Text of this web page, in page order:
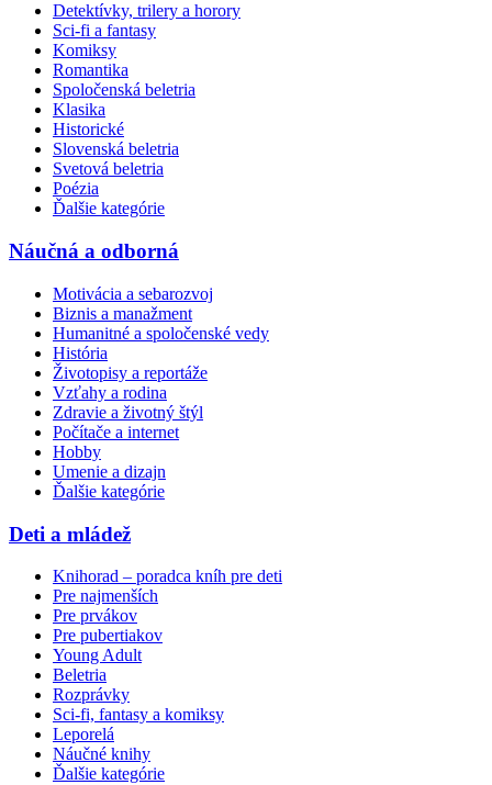
Detektívky, trilery a horory
Sci-fi a fantasy
Komiksy
Romantika
Spoločenská beletria
Klasika
Historické
Slovenská beletria
Svetová beletria
Poézia
Ďalšie kategórie
Náučná a odborná
Motivácia a sebarozvoj
Biznis a manažment
Humanitné a spoločenské vedy
História
Životopisy a reportáže
Vzťahy a rodina
Zdravie a životný štýl
Počítače a internet
Hobby
Umenie a dizajn
Ďalšie kategórie
Deti a mládež
Knihorad – poradca kníh pre deti
Pre najmenších
Pre prvákov
Pre pubertiakov
Young Adult
Beletria
Rozprávky
Sci-fi, fantasy a komiksy
Leporelá
Náučné knihy
Ďalšie kategórie